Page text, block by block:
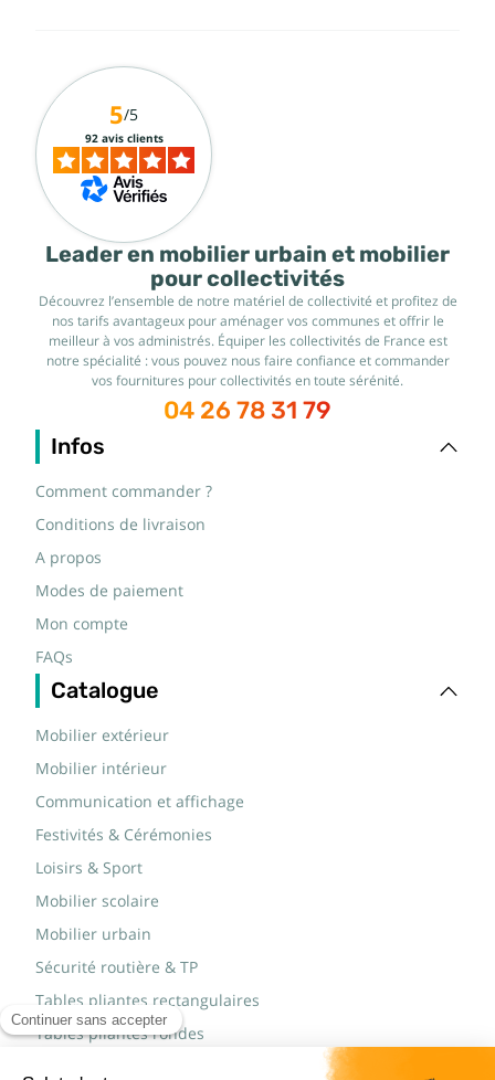
Leader en mobilier urbain et mobilier
pour collectivités
Découvrez l’ensemble de notre matériel de collectivité et profitez de
nos tarifs avantageux pour aménager vos communes et offrir le
meilleur à vos administrés. Équiper les collectivités de France est
notre spécialité : vous pouvez nous faire confiance et commander
vos fournitures pour collectivités en toute sérénité.
04 26 78 31 79
Infos
Comment commander ?
Conditions de livraison
A propos
Modes de paiement
Mon compte
FAQs
Catalogue
Mobilier extérieur
Mobilier intérieur
Communication et affichage
Festivités & Cérémonies
Loisirs & Sport
Mobilier scolaire
Mobilier urbain
Sécurité routière & TP
Tables pliantes rectangulaires
Tables pliantes rondes
5/5
92 avis clients